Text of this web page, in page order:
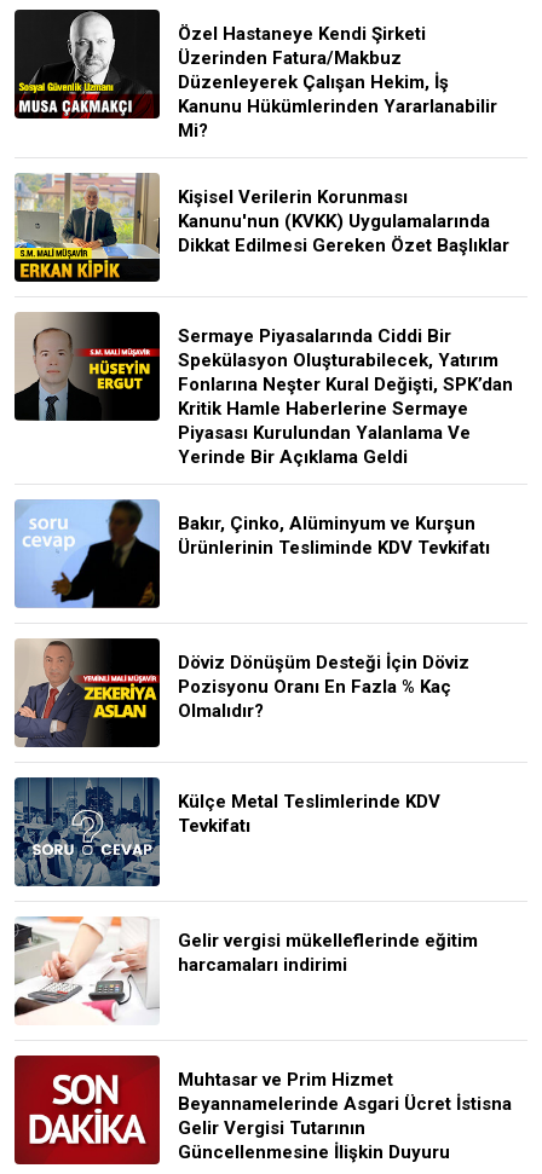
Özel Hastaneye Kendi Şirketi
Üzerinden Fatura/Makbuz
Düzenleyerek Çalışan Hekim, İş
Kanunu Hükümlerinden Yararlanabilir
Mi?
Kişisel Verilerin Korunması
Kanunu'nun (KVKK) Uygulamalarında
Dikkat Edilmesi Gereken Özet Başlıklar
Sermaye Piyasalarında Ciddi Bir
Spekülasyon Oluşturabilecek, Yatırım
Fonlarına Neşter Kural Değişti, SPK’dan
Kritik Hamle Haberlerine Sermaye
Piyasası Kurulundan Yalanlama Ve
Yerinde Bir Açıklama Geldi
Bakır, Çinko, Alüminyum ve Kurşun
Ürünlerinin Tesliminde KDV Tevkifatı
Döviz Dönüşüm Desteği İçin Döviz
Pozisyonu Oranı En Fazla % Kaç
Olmalıdır?
Külçe Metal Teslimlerinde KDV
Tevkifatı
Gelir vergisi mükelleflerinde eğitim
harcamaları indirimi
Muhtasar ve Prim Hizmet
Beyannamelerinde Asgari Ücret İstisna
Gelir Vergisi Tutarının
Güncellenmesine İlişkin Duyuru